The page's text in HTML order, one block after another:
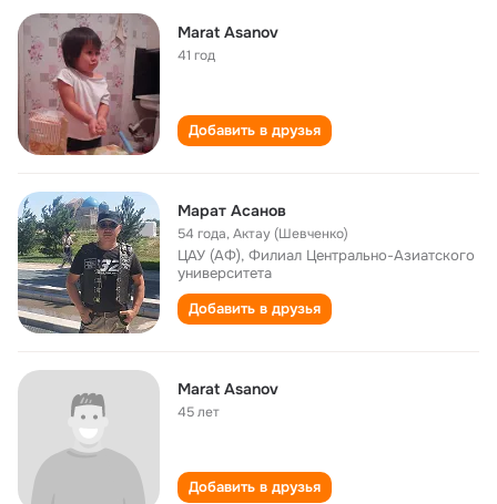
Marat Asanov
41 год
Добавить в друзья
Марат Асанов
54 года,Актау (Шевченко)
ЦАУ (АФ), Филиал Центрально-Азиатского
университета
Добавить в друзья
Marat Asanov
45 лет
Добавить в друзья